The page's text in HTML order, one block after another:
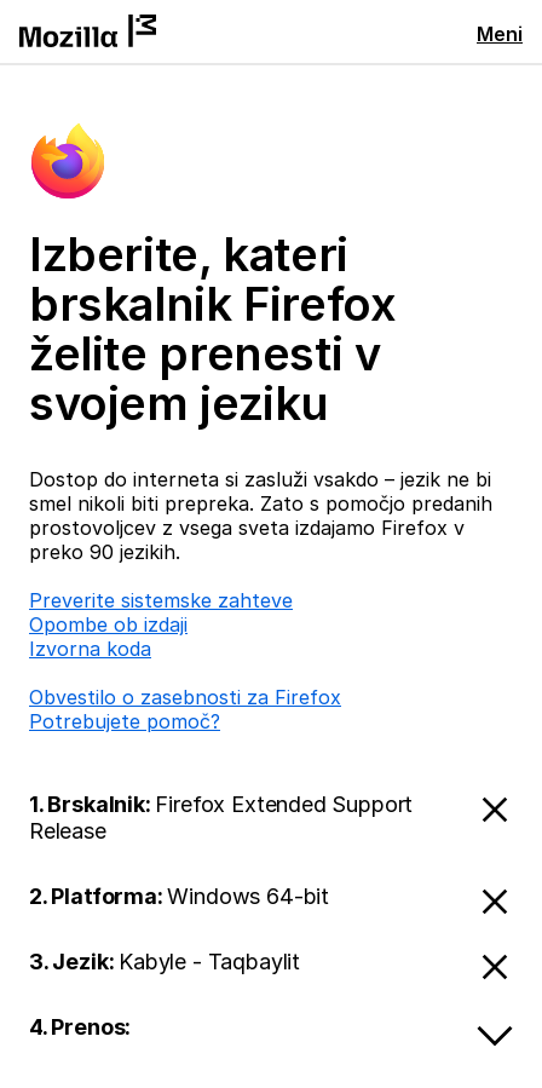
Meni
Izberite, kateri
brskalnik Firefox
želite prenesti v
svojem jeziku
Dostop do interneta si zasluži vsakdo – jezik ne bi
smel nikoli biti prepreka. Zato s pomočjo predanih
prostovoljcev z vsega sveta izdajamo Firefox v
preko 90 jezikih.
Preverite sistemske zahteve
Opombe ob izdaji
Izvorna koda
Obvestilo o zasebnosti za Firefox
Potrebujete pomoč?
1. Brskalnik: Firefox Extended Support
Release
2. Platforma:Windows 64-bit
3. Jezik: Kabyle - Taqbaylit
4. Prenos: